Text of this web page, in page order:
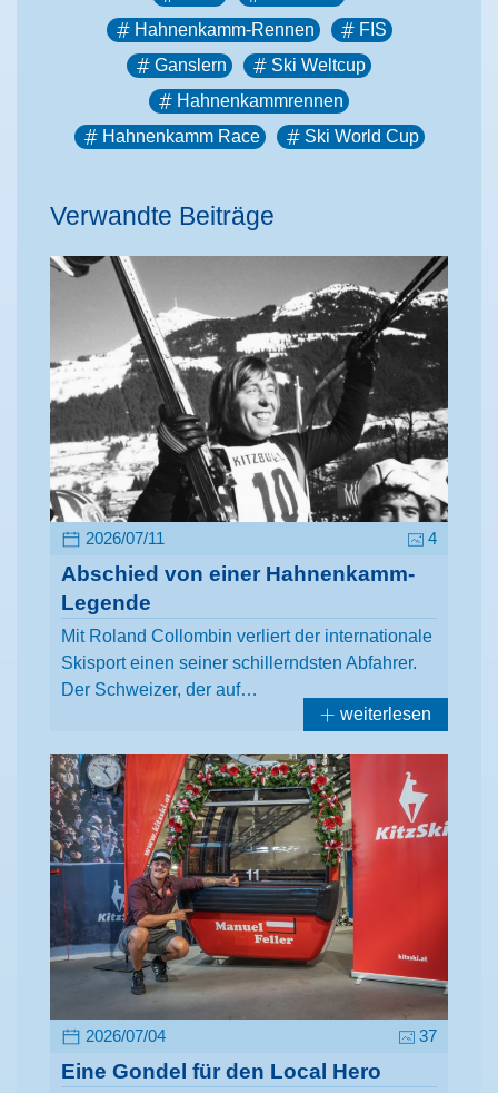
Hahnenkamm-Rennen
FIS
Ganslern
Ski Weltcup
Hahnenkammrennen
Hahnenkamm Race
Ski World Cup
Verwandte Beiträge
2026/07/11 4
Abschied von einer Hahnenkamm-
Legende
Mit Roland Collombin verliert der internationale
Skisport einen seiner schillerndsten Abfahrer.
Der Schweizer, der auf…
weiterlesen
2026/07/04 37
Eine Gondel für den Local Hero